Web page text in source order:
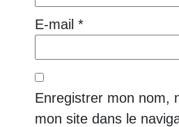
E-mail *
Enregistrer mon nom,
mon site dans le